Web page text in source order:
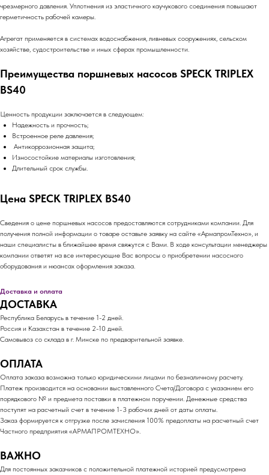
чрезмерного давления. Уплотнения из эластичного каучукового соединения повышают
герметичность рабочей камеры.
Агрегат применяется в системах водоснабжения, ливневых сооружениях, сельском
хозяйстве, судостроительстве и иных сферах промышленности.
Преимущества поршневых насосов SPECK TRIPLEX
BS40
Ценность продукции заключается в следующем:
Надежность и прочность;
Встроенное реле давления;
Антикоррозионная защита;
Износостойкие материалы изготовления;
Длительный срок службы.
Цена SPECK TRIPLEX BS40
Сведения о цене поршневых насосов предоставляются сотрудниками компании. Для
получения полной информации о товаре оставьте заявку на сайте «АрмапромТехно», и
наши специалисты в ближайшее время свяжутся с Вами. В ходе консультации менеджеры
компании ответят на все интересующие Вас вопросы о приобретении насосного
оборудования и нюансах оформления заказа.
Доставка и оплата
ДОСТАВКА
Республика Беларусь в течение 1-2 дней.
Россия и Казахстан в течение 2-10 дней.
Самовывоз со склада в г. Минске по предварительной заявке.
ОПЛАТА
Оплата заказа возможна только юридическими лицами по безналичному расчету.
Платеж производится на основании выставленного Счета/Договора с указанием его
порядкового № и предмета поставки в платежном поручении. Денежные средства
поступят на расчетный счет в течение 1-3 рабочих дней от даты оплаты.
Заказ формируется к отгрузке после зачисления 100% предоплаты на расчетный счет
Частного предприятия «АРМАПРОМТЕХНО».
ВАЖНО
Для постоянных заказчиков с положительной платежной историей предусмотрена